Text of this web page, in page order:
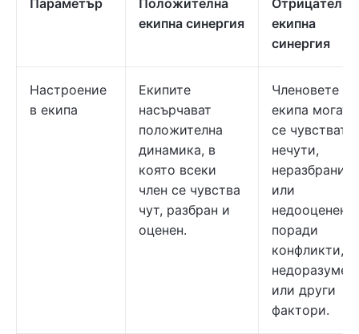
Параметър
Положителна
екипна синергия
Отрицателна
екипна
синергия
Настроение
в екипа
Екипите
насърчават
положителна
динамика, в
която всеки
член се чувства
чут, разбран и
оценен.
Членовете на
екипа могат
се чувстват
нечути,
неразбрани
или
недооценени
поради
конфликти,
или други
фактори.